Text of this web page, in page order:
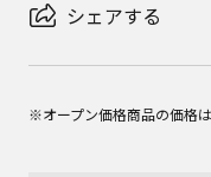
シェアする
※オープン価格商品の価格